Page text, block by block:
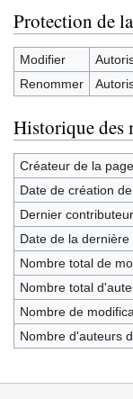
Protection de
Modifier
Renommer
Historique des
Créateur de la page
Date de création
Dernier contributeur
Date de la dernière
Nombre total de
Nombre total
Nombre de
Nombre d'auteurs